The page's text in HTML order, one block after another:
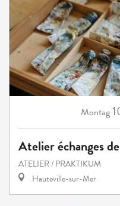
Montag
Atelier échanges
ATELIER / PRAKTIKUM
Hauteville-sur-Mer